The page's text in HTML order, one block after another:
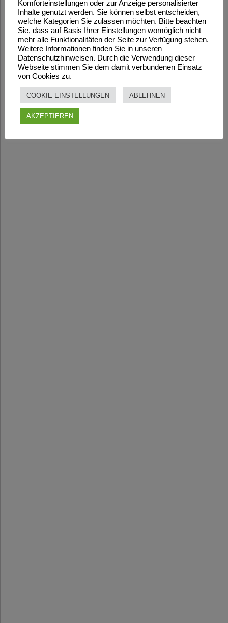
Komforteinstellungen oder zur Anzeige personalisierter
Inhalte genutzt werden. Sie können selbst entscheiden,
welche Kategorien Sie zulassen möchten. Bitte beachten
Sie, dass auf Basis Ihrer Einstellungen womöglich nicht
mehr alle Funktionalitäten der Seite zur Verfügung stehen.
Weitere Informationen finden Sie in unseren
Datenschutzhinweisen. Durch die Verwendung dieser
Webseite stimmen Sie dem damit verbundenen Einsatz
von Cookies zu.
COOKIE EINSTELLUNGEN ABLEHNEN
AKZEPTIEREN